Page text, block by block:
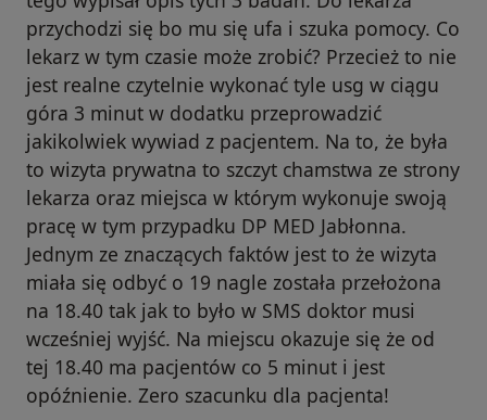
przychodzi się bo mu się ufa i szuka pomocy. Co
lekarz w tym czasie może zrobić? Przecież to nie
jest realne czytelnie wykonać tyle usg w ciągu
góra 3 minut w dodatku przeprowadzić
jakikolwiek wywiad z pacjentem. Na to, że była
to wizyta prywatna to szczyt chamstwa ze strony
lekarza oraz miejsca w którym wykonuje swoją
pracę w tym przypadku DP MED Jabłonna.
Jednym ze znaczących faktów jest to że wizyta
miała się odbyć o 19 nagle została przełożona
na 18.40 tak jak to było w SMS doktor musi
wcześniej wyjść. Na miejscu okazuje się że od
tej 18.40 ma pacjentów co 5 minut i jest
opóźnienie. Zero szacunku dla pacjenta!